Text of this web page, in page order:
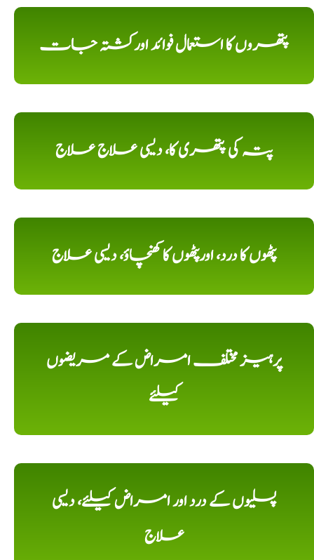
پتھروں کا استعمال فوائد اورکشتہ جات
پتہ کی پتھری کا، دیسی علاج علاج
پٹھوں کا درد، اورپٹھوں کا کھنچاؤ، دیسی علاج
پرہیز مختلف امراض کے مریضوں
کیلئے
پسلیوں کے درد اور امراض کیلئے، دیسی
علاج